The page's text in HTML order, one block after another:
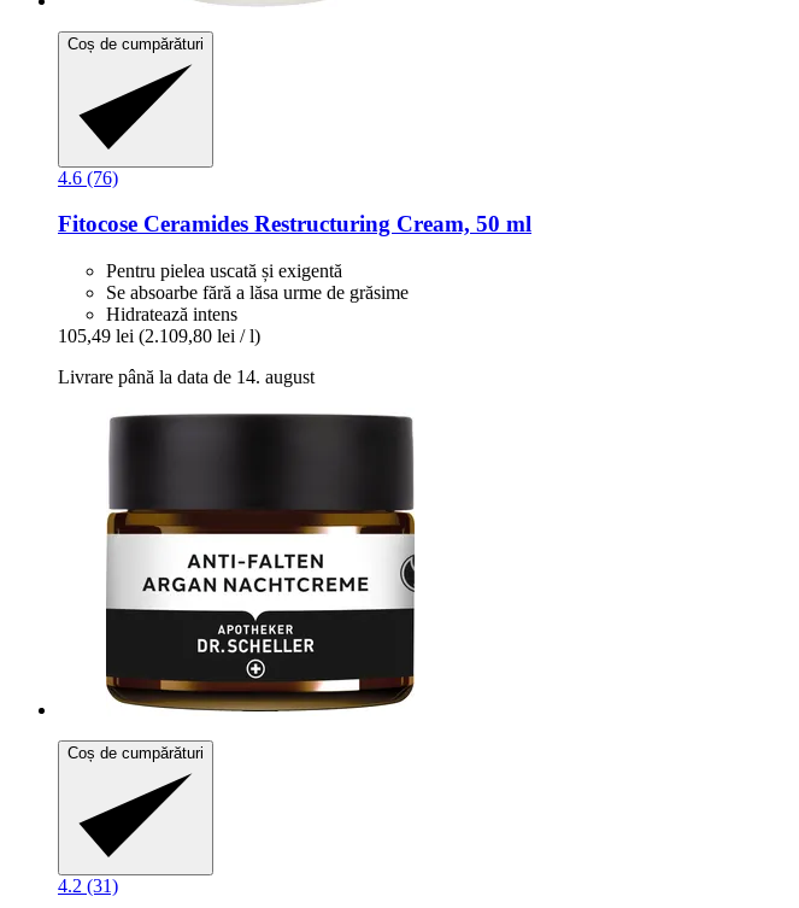
Coș de cumpărături
4.6 (76)
Fitocose Ceramides Restructuring Cream, 50 ml
Pentru pielea uscată și exigentă
Se absoarbe fără a lăsa urme de grăsime
Hidratează intens
105,49 lei (2.109,80 lei / l)
Livrare până la data de 14. august
Coș de cumpărături
4.2 (31)